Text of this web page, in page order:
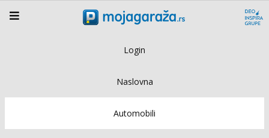
Login
Naslovna
Automobili